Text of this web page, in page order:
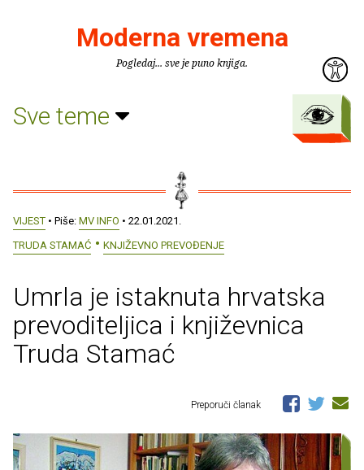
Moderna vremena
Pogledaj... sve je puno knjiga.
Sve teme
VIJEST • Piše: MV INFO • 22.01.2021.
TRUDA STAMAĆ
KNJIŽEVNO PREVOĐENJE
Umrla je istaknuta hrvatska
prevoditeljica i književnica
Truda Stamać
Preporuči članak